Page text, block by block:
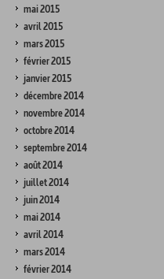
mai 2015
avril 2015
mars 2015
février 2015
janvier 2015
décembre 2014
novembre 2014
octobre 2014
septembre 2014
août 2014
juillet 2014
juin 2014
mai 2014
avril 2014
mars 2014
février 2014